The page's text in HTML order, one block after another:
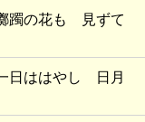
の花も 見ずて
ははやし 日月